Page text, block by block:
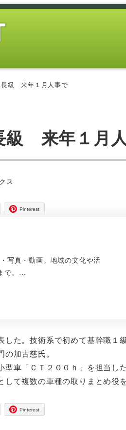
長級 来年１月人事で
級 来年１月
ス
Pinterest
写真・動画。地域の文化や活
で。…
た。技術系で初めて基幹職１
加古慈氏。
車「ＣＴ２００ｈ」を担当し
て複数の車種の取りまとめ役を
Pinterest